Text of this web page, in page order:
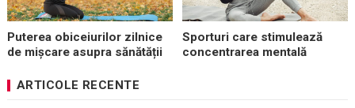
Puterea obiceiurilor zilnice
de mișcare asupra sănătății
Sporturi care stimulează
concentrarea mentală
ARTICOLE RECENTE